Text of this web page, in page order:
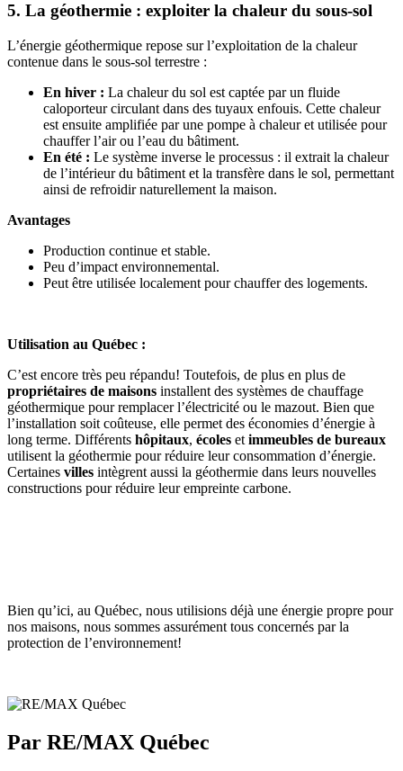
5. La géothermie : exploiter la chaleur du sous-sol
L’énergie géothermique repose sur l’exploitation de la chaleur
contenue dans le sous-sol terrestre :
En hiver : La chaleur du sol est captée par un fluide
caloporteur circulant dans des tuyaux enfouis. Cette chaleur
est ensuite amplifiée par une pompe à chaleur et utilisée pour
chauffer l’air ou l’eau du bâtiment.
En été : Le système inverse le processus : il extrait la chaleur
de l’intérieur du bâtiment et la transfère dans le sol, permettant
ainsi de refroidir naturellement la maison.
Avantages
Production continue et stable.
Peu d’impact environnemental.
Peut être utilisée localement pour chauffer des logements.
Utilisation au Québec :
C’est encore très peu répandu! Toutefois, de plus en plus de
propriétaires de maisons installent des systèmes de chauffage
géothermique pour remplacer l’électricité ou le mazout. Bien que
l’installation soit coûteuse, elle permet des économies d’énergie à
long terme. Différents hôpitaux, écoles et immeubles de bureaux
utilisent la géothermie pour réduire leur consommation d’énergie.
Certaines villes intègrent aussi la géothermie dans leurs nouvelles
constructions pour réduire leur empreinte carbone.
Bien qu’ici, au Québec, nous utilisions déjà une énergie propre pour
nos maisons, nous sommes assurément tous concernés par la
protection de l’environnement!
Par RE/MAX Québec